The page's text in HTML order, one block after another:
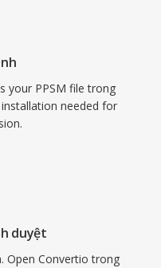
your PPSM file trong
needed for
duyệt
Open Convertio trong